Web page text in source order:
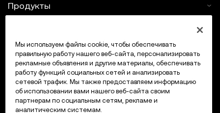
Продукты
Поддержка
Купить крипто
Крипто-калькулятор
Мы используем файлы cookie, чтобы обеспечивать
правильную работу нашего веб-сайта, персонализировать
рекламные объявления и другие материалы, обеспечивать
работу функций социальных сетей и анализировать
сетевой трафик. Мы также предоставляем информацию
об использовании вами нашего веб-сайта своим
партнерам по социальным сетям, рекламе и
аналитическим системам.